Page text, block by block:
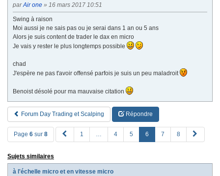
parAir one » 16 mars 2017 10:51
Swing à raison
Moi aussi je ne sais pas ou je serai dans 1 an ou 5 ans
Alors je suis content de trader le dax en micro
Je vais y rester le plus longtemps possible
chad
J'espère ne pas t'avoir offensé parfois je suis un peu maladroit
Benoist désolé pour ma mauvaise citation
Forum Day Trading et Scalping Répondre
Page 6 sur 8
R
1 … 4 5 6 7 8
u
Sujets similaires
à l'échelle micro et en vitesse micro